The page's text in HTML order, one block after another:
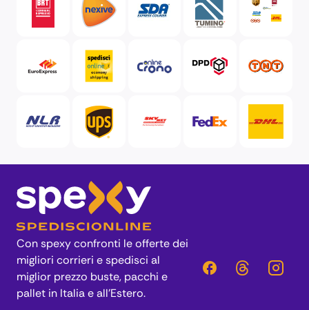
Con spexy confronti le offerte dei
migliori corrieri e spedisci al
miglior prezzo buste, pacchi e
pallet in Italia e all’Estero.